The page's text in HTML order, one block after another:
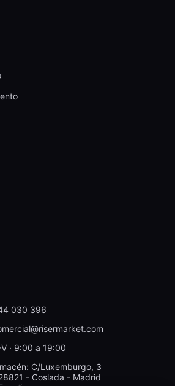
030 396
· 9:00 a 19:00
C/Luxemburgo, 3
- Coslada - Madrid